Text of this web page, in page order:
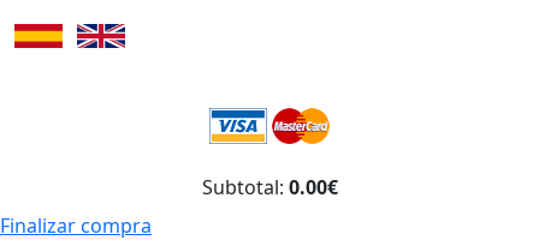
Subtotal: 0.00€
Finalizar compra